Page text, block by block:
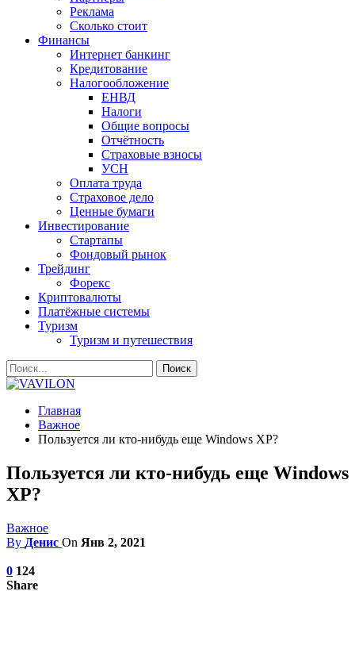
Реклама
Сколько стоит
Финансы
Интернет банкинг
Кредитование
Налогообложение
ЕНВД
Налоги
Общие вопросы
Отчётность
Страховые взносы
УСН
Оплата труда
Страховое дело
Ценные бумаги
Инвестирование
Стартапы
Фондовый рынок
Трейдинг
Форекс
Криптовалюты
Платёжные системы
Туризм
Туризм и путешествия
Главная
Важное
Пользуется ли кто-нибудь еще Windows XP?
Пользуется ли кто-нибудь еще Windows
XP?
Важное
By Денис On Янв 2, 2021
0 124
Share